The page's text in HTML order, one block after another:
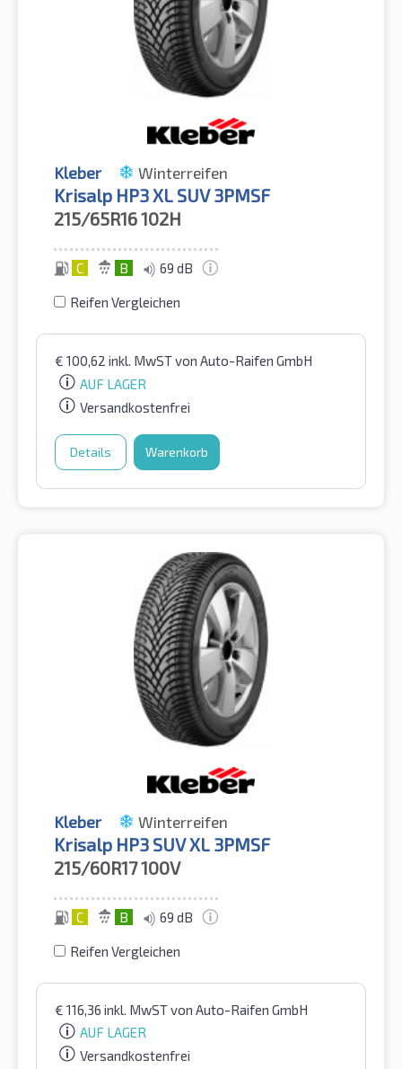
Kleber Winterreifen
Krisalp HP3 XL SUV 3PMSF
215/65R16102H
C B 69 dB
Reifen Vergleichen
€ 100,62 inkl. MwSTvon Auto-Raifen GmbH
AUF LAGER
Versandkostenfrei
Details Warenkorb
Kleber Winterreifen
Krisalp HP3 SUV XL 3PMSF
215/60R17100V
C B 69 dB
Reifen Vergleichen
€ 116,36 inkl. MwSTvon Auto-Raifen GmbH
AUF LAGER
Versandkostenfrei